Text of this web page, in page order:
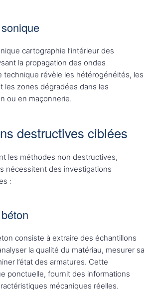
cartographie l’intérieur des
la propagation des ondes
technique révèle les hétérogénéités, les
les zones dégradées dans les
ou en maçonnerie.
destructives ciblées
les méthodes non destructives,
nécessitent des investigations
:
consiste à extraire des échantillons
la qualité du matériau, mesurer sa
l’état des armatures. Cette
ponctuelle, fournit des informations
mécaniques réelles.